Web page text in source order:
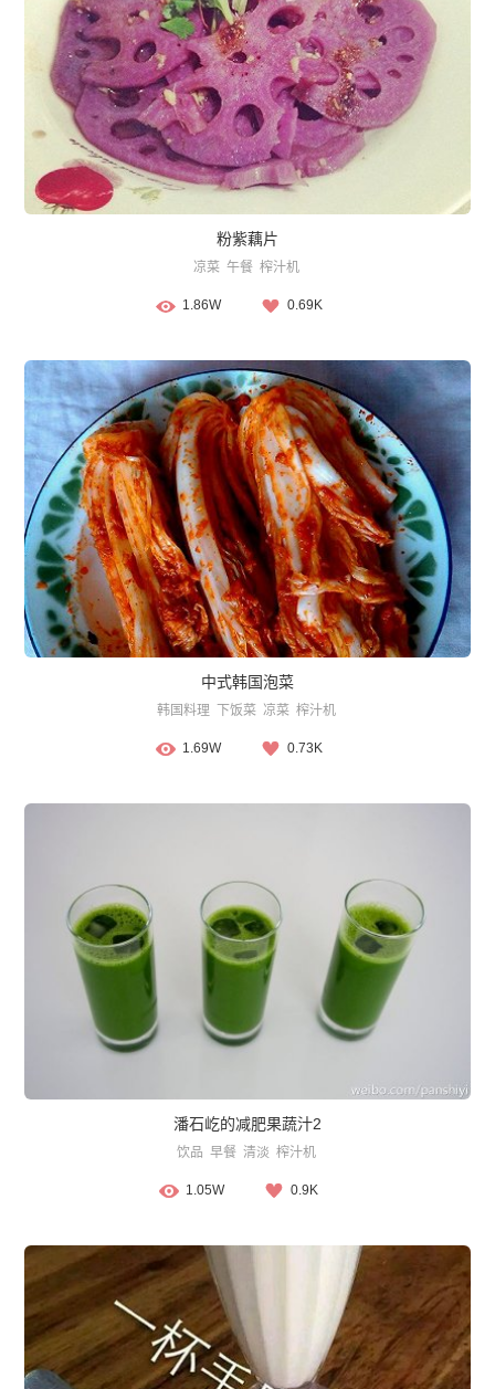
粉紫藕片
凉菜 午餐 榨汁机
1.86W 0.69K
中式韩国泡菜
韩国料理 下饭菜 凉菜 榨汁机
1.69W 0.73K
潘石屹的减肥果蔬汁2
饮品 早餐 清淡 榨汁机
1.05W 0.9K